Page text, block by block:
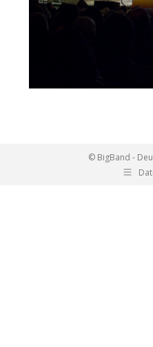
© BigBand -